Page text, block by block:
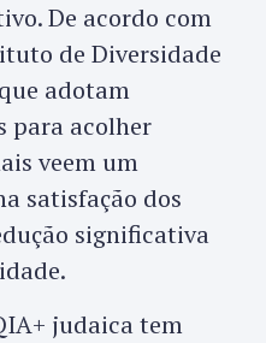
De acordo com
de Diversidade
adotam
para acolher
veem um
satisfação dos
significativa
judaica tem